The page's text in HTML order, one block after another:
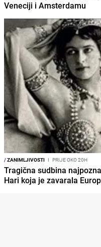
Veneciji i Amsterdamu
/ZANIMLJIVOSTI I PRIJE OKO 20H
Tragična sudbina
Hari koja je zavarala